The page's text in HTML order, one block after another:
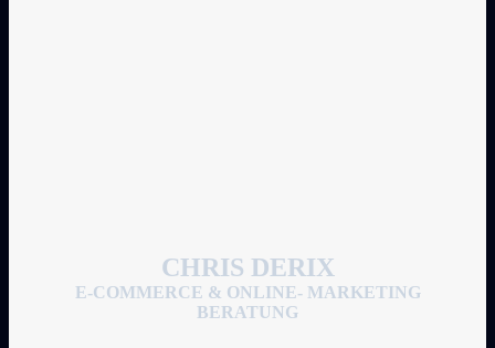
CHRIS DERIX
E-COMMERCE & ONLINE- MARKETING
BERATUNG